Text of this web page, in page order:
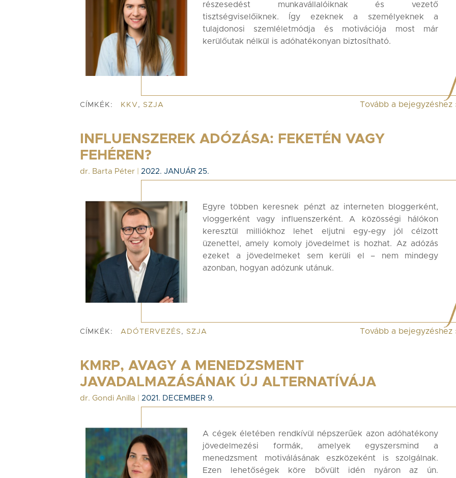
részesedést munkavállalóiknak és vezető
tisztségviselőiknek. Így ezeknek a személyeknek a
tulajdonosi szemléletmódja és motivációja most már
kerülőutak nélkül is adóhatékonyan biztosítható.
CÍMKÉK: KKV , SZJA Tovább a bejegyzéshez
INFLUENSZEREK ADÓZÁSA: FEKETÉN VAGY
FEHÉREN?
dr. Barta Péter 2022. JANUÁR 25.
Egyre többen keresnek pénzt az interneten bloggerként,
vloggerként vagy influenszerként. A közösségi hálókon
keresztül milliókhoz lehet eljutni egy-egy jól célzott
üzenettel, amely komoly jövedelmet is hozhat. Az adózás
ezeket a jövedelmeket sem kerüli el – nem mindegy
azonban, hogyan adózunk utánuk.
CÍMKÉK: ADÓTERVEZÉS , SZJA Tovább a bejegyzéshez
KMRP, AVAGY A MENEDZSMENT
JAVADALMAZÁSÁNAK ÚJ ALTERNATÍVÁJA
dr. Gondi Anilla 2021. DECEMBER 9.
A cégek életében rendkívül népszerűek azon adóhatékony
jövedelmezési formák, amelyek egyszersmind a
menedzsment motiválásának eszközeként is szolgálnak.
Ezen lehetőségek köre bővült idén nyáron az ún.